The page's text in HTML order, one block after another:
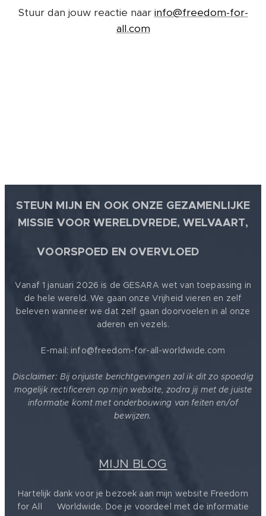
Stuur dan jouw reactie naar info@freedom-for-
all.com
STEUN MIJN EN OOK ONZE GEZAMENLIJKE
MISSIE VOOR WERELDVREDE, WELVAART,
VOORSPOED EN OVERVLOED
Vanaf 1 januari 2026 is de GESARA wet van toepassing in
de hele wereld. We gaan onze Vrijheid vieren en zelf
beleven wanneer we dat zelf gaan doorvoelen in al onze
aderen en vezels.
E-mail: info@freedom-for-all-worldwide.com
Disclaimer: Bij onjuiste berichtgevingen zal ik dit zo spoedig
mogelijk rectificeren op mijn website, zodra jij met de juiste
informatie komt met onderbouwing van feiten en/of
bewijzen.
MIJN BLOG
Hartelijk dank voor je bezoek aan mijn website Freedom
for All ❤️ Worldwide. Doe je voordeel met de informatie